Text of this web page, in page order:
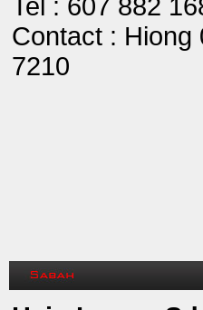
Tel : 607 882
Contact : Hiong
7210